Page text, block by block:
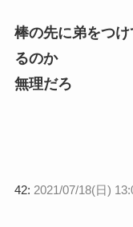
棒の先に弟をつ
るのか
無理だろ
42: 2021/07/18(日)